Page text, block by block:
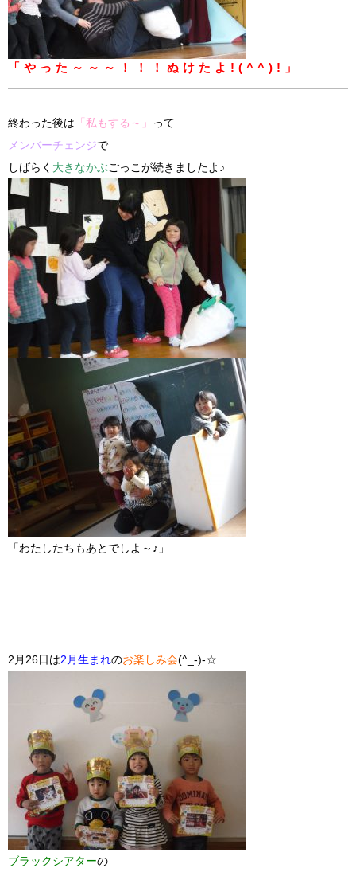
「やった～～～！！！ぬけたよ!(^^)!」
終わった後は 「私もする～」
って
メンバーチェンジで
しばらく 大きなかぶごっこが続きましたよ♪
「わたしたちもあとでしよ～♪」
2月26日は2月生まれのお楽しみ会(^_-)-☆
ブラックシアターの